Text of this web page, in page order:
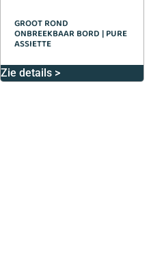
GROOT ROND
ONBREEKBAAR BORD | PURE
ASSIETTE
Zie details >